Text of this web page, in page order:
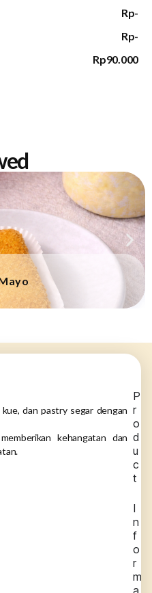
Rp-
Rp-
Rp90.000
dan pastry segar dengan
kehangatan dan
P
r
o
d
u
c
t
I
n
f
o
r
m
a